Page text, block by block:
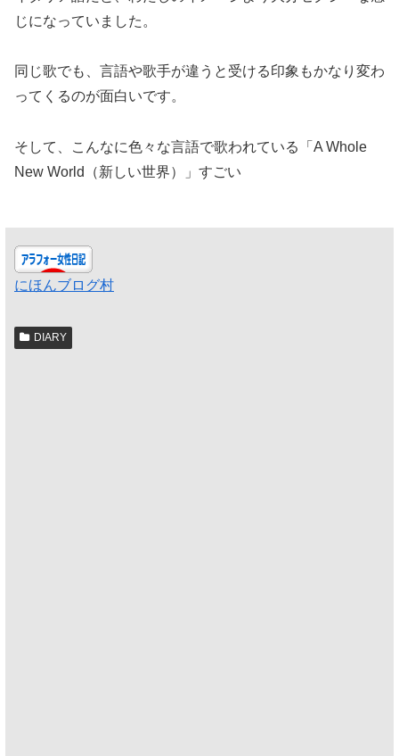
じになっていました。
同じ歌でも、言語や歌手が違うと受ける印象もかなり変わ
ってくるのが面白いです。
そして、こんなに色々な言語で歌われている「A Whole
New World（新しい世界）」すごい
にほんブログ村
DIARY